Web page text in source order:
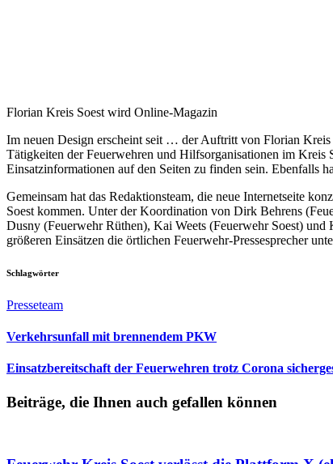
Florian Kreis Soest wird Online-Magazin
Im neuen Design erscheint seit … der Auftritt von Florian
Tätigkeiten der Feuerwehren und Hilfsorganisationen im Kreis
Einsatzinformationen auf den Seiten zu finden sein. Ebenfalls
Gemeinsam hat das Redaktionsteam, die neue Internetseite
Soest kommen. Unter der Koordination von Dirk Behrens
Dusny (Feuerwehr Rüthen), Kai Weets (Feuerwehr Soest)
größeren Einsätzen die örtlichen Feuerwehr-Pressesprecher
Schlagwörter
Presseteam
Verkehrsunfall mit brennendem PKW
Einsatzbereitschaft der Feuerwehren trotz Corona
Beiträge, die Ihnen auch gefallen können